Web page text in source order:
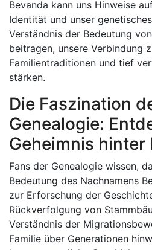
Bevanda kann uns Hinweise
Identität und unser
Verständnis der Bedeutung
beitragen, unsere Verbindung
Familientraditionen und tief
stärken.
Die Faszination
Genealogie:
Geheimnis hinter
Fans der Genealogie wissen,
Bedeutung des Nachnamens
zur Erforschung der
Rückverfolgung von
Verständnis der
Familie über Generationen